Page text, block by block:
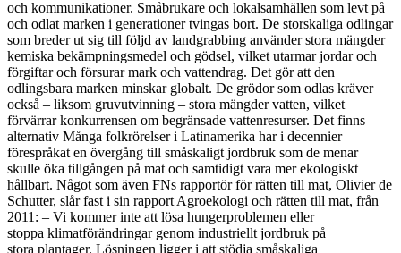
och kommunikationer. Småbrukare och lokalsamhällen som levt på
och odlat marken i generationer tvingas bort. De storskaliga odlingar
som breder ut sig till följd av landgrabbing använder stora mängder
kemiska bekämpningsmedel och gödsel, vilket utarmar jordar och
förgiftar och försurar mark och vattendrag. Det gör att den
odlingsbara marken minskar globalt. De grödor som odlas kräver
också – liksom gruvutvinning – stora mängder vatten, vilket
förvärrar konkurrensen om begränsade vattenresurser. Det finns
alternativ Många folkrörelser i Latinamerika har i decennier
förespråkat en övergång till småskaligt jordbruk som de menar
skulle öka tillgången på mat och samtidigt vara mer ekologiskt
hållbart. Något som även FNs rapportör för rätten till mat, Olivier de
Schutter, slår fast i sin rapport Agroekologi och rätten till mat, från
2011: – Vi kommer inte att lösa hungerproblemen eller
stoppa klimatförändringar genom industriellt jordbruk på
stora plantager. Lösningen ligger i att stödja småskaliga